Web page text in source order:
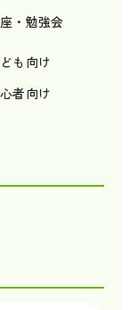
・勉強会
も向け
者向け